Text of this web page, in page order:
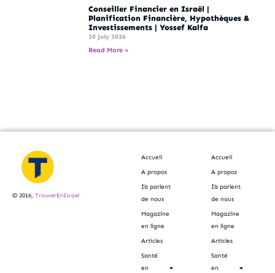
Conseiller Financier en Israël |
Planification Financière, Hypothèques &
Investissements | Yossef Kalfa
20 July 2026
Read More »
© 2016, TrouverEnIsrael
Accueil
A propos
Ils parlent
de nous
Magazine
en ligne
Articles
Santé
en
Accueil
A propos
Ils parlent
de nous
Magazine
en ligne
Articles
Santé
en